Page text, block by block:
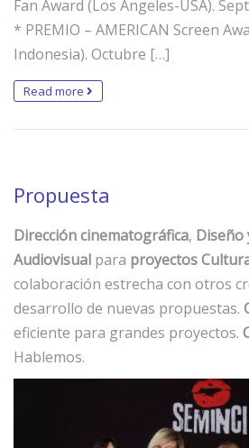
Fan Award (Los Ángeles-USA).
* PREMIO – AMERICAN Screen
Indonesia). Octubre […]
Read more
Propuesta
Dirección cinematográfica, Diseño
Audiovisual para proyectos
colaboración estrecha con otros
desarrollo de nuevas propuestas.
eficiente para grandes proyectos.
Hablemos.